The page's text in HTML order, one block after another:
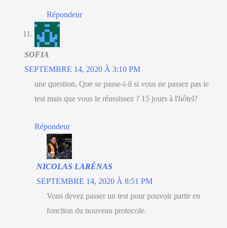
Répondeur
SOFIA
SEPTEMBRE 14, 2020 À 3:10 PM
une question, Que se passe-t-il si vous ne passez pas le
test mais que vous le réussissez ? 15 jours à l'hôtel?
Répondeur
NICOLAS LARÉNAS
SEPTEMBRE 14, 2020 À 8:51 PM
Vous devez passer un test pour pouvoir partir en
fonction du nouveau protocole.